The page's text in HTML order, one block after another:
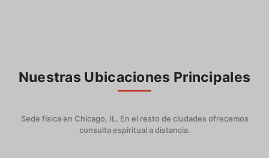
Nuestras Ubicaciones Principales
Sede física en Chicago, IL. En el resto de ciudades ofrecemos
consulta espiritual a distancia.